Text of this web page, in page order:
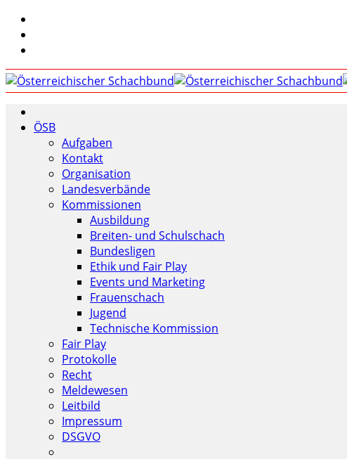
ÖSB
Aufgaben
Kontakt
Organisation
Landesverbände
Kommissionen
Ausbildung
Breiten- und Schulschach
Bundesligen
Ethik und Fair Play
Events und Marketing
Frauenschach
Jugend
Technische Kommission
Fair Play
Protokolle
Recht
Meldewesen
Leitbild
Impressum
DSGVO